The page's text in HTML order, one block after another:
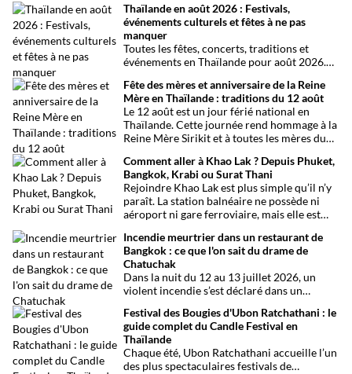
Thaïlande en août 2026 : Festivals,
événements culturels et fêtes à ne pas
manquer
Toutes les fêtes, concerts, traditions et
événements en Thaïlande pour août 2026.
organiser son voyage.
Fête des mères et anniversaire de la Reine
Mère en Thaïlande : traditions du 12 août
Le 12 août est un jour férié national en
Thaïlande. Cette journée rend hommage à la
Reine Mère Sirikit et à toutes les mères du
traditions bouddhistes et festivités
populaires dans tout le royaume.
Comment aller à Khao Lak ? Depuis Phuket,
Bangkok, Krabi ou Surat Thani
Rejoindre Khao Lak est plus simple qu’il n’y
paraît. La station balnéaire ne possède ni
aéroport ni gare ferroviaire, mais elle est
international de Phuket, situé à un peu plus
d’une heure de route. Que vous arriviez de
Bangkok, Phuket, Krabi, Surat Thani ou de
Khao Sok, voici toutes les solutions pour
organiser votre trajet dans les meilleures
conditions.
Incendie meurtrier dans un restaurant de
Bangkok : ce que l'on sait du drame de
Chatuchak
Dans la nuit du 12 au 13 juillet 2026, un
violent incendie s’est déclaré dans un
de Chatuchak, à Bangkok. Le bilan
provisoire est particulièrement lourd avec
au moins 27 morts et plusieurs dizaines de
blessés.
Festival des Bougies d'Ubon Ratchathani : le
guide complet du Candle Festival en
Thaïlande
Chaque été, Ubon Ratchathani accueille l’un
des plus spectaculaires festivals de